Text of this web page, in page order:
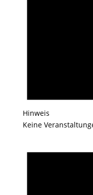
Hinweis
Keine